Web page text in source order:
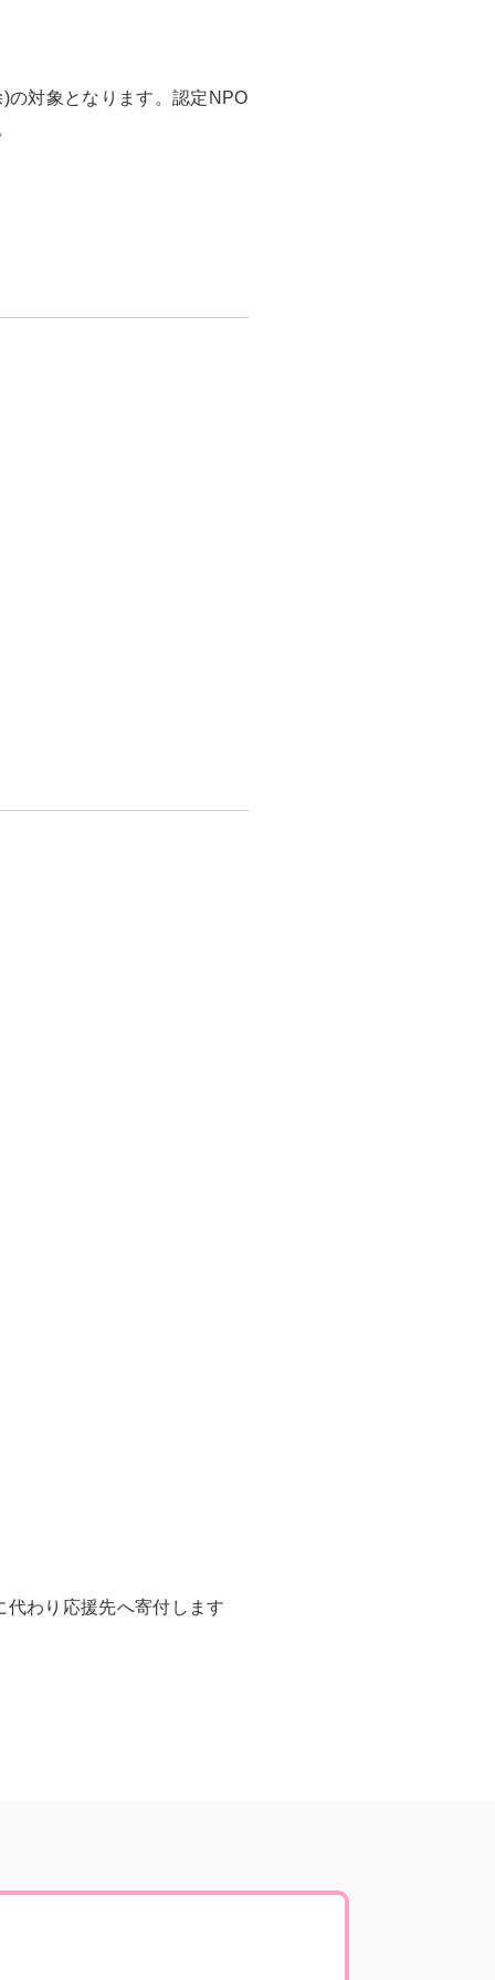
の対象となります。認定NPO
わり応援先へ寄付します